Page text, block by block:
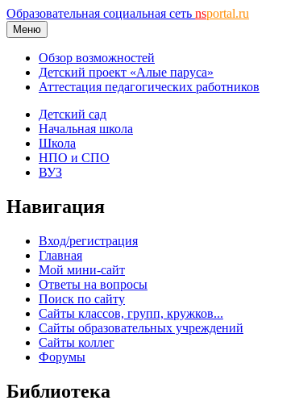
Образовательная социальная сеть nsportal.ru
Меню
Обзор возможностей
Детский проект «Алые паруса»
Аттестация педагогических работников
Детский сад
Начальная школа
Школа
НПО и СПО
ВУЗ
Навигация
Вход/регистрация
Главная
Мой мини-сайт
Ответы на вопросы
Поиск по сайту
Сайты классов, групп, кружков...
Сайты образовательных учреждений
Сайты коллег
Форумы
Библиотека